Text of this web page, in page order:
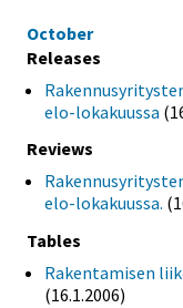
October
Releases
elo-lokakuussa
Reviews
elo-lokakuussa.
Tables
Rakentamisen
(16.1.2006)